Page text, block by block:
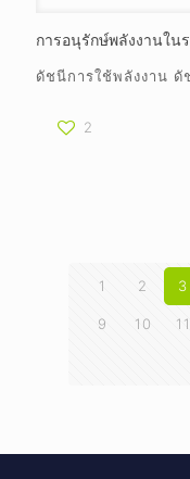
การอนุรักษ์พลังงานใน
ดัชนีการใช้พลังงาน ดั
2
1 2 3
9 10 11